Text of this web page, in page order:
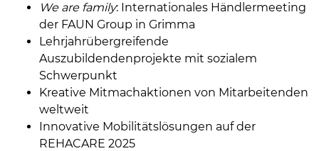
We are family: Internationales Händlermeeting
der FAUN Group in Grimma
Lehrjahrübergreifende
Auszubildendenprojekte mit sozialem
Schwerpunkt
Kreative Mitmachaktionen von Mitarbeitenden
weltweit
Innovative Mobilitätslösungen auf der
REHACARE 2025